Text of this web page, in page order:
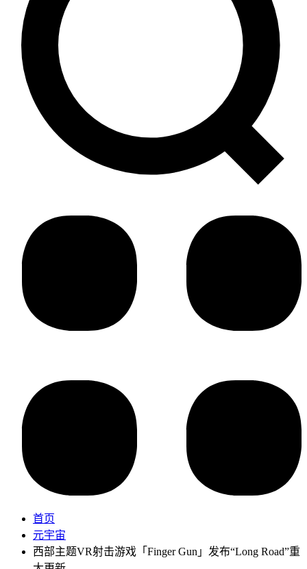
首页
元宇宙
西部主题VR射击游戏「Finger Gun」发布“Long Road”重